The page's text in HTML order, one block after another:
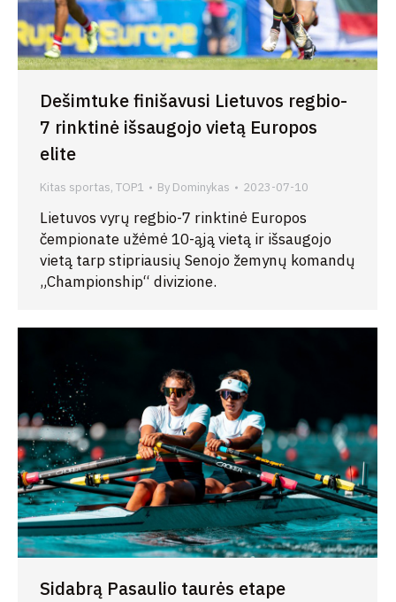
Dešimtuke finišavusi Lietuvos regbio-
7 rinktinė išsaugojo vietą Europos
elite
Kitas sportas, TOP1 By Dominykas 2023-07-10
Lietuvos vyrų regbio-7 rinktinė Europos
čempionate užėmė 10-ąją vietą ir išsaugojo
vietą tarp stipriausių Senojo žemynų komandų
„Championship“ divizione.
Sidabrą Pasaulio taurės etape